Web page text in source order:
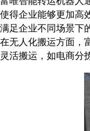
使得企业能够更加高
满足企业不同场景下
在无人化搬运方面，
灵活搬运，如电商分